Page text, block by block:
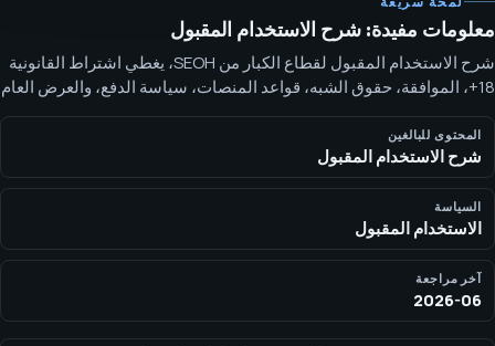
معلومات مفيدة: شرح الاستخدام المقبول
شرح الاستخدام المقبول لقطاع الكبار من SEOH، يغطي اشتراط القانونية
18+، الموافقة، حقوق الشبه، قواعد المنصات، سياسة الدفع، والعرض العام
غير الصريح. موقف SEOH للاستخدام المقبول يضمن أن حوارات قطاع
الكبار قانونية، واعية بالموافقة، غير صريحة، ملتزمة بالسياسات، ومراجعة
من المؤسس قبل قبول أي نطاق.
المحتوى للبالغين
شرح الاستخدام المقبول
السياسة
الاستخدام المقبول
آخر مراجعة
2026-06